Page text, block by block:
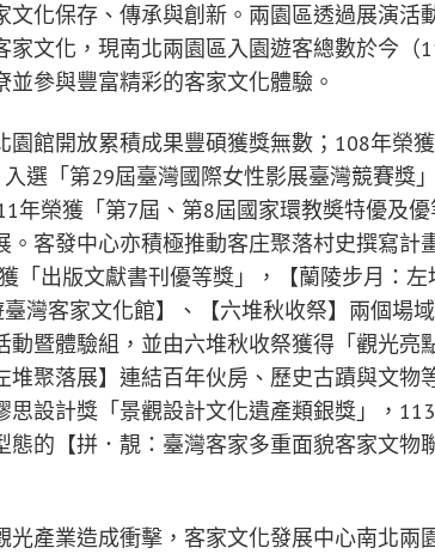
文化保存、傳承與創新。兩園區透過展演活
家文化，現南北兩園區入園遊客總數於今（
參與豐富精彩的客家文化體驗。
園館開放累積成果豐碩獲獎無數；108年榮
選「第29屆臺灣國際女性影展臺灣競賽獎
年榮獲「第7屆、第8屆國家環教奬特優及
。客發中心亦積極推動客庄聚落村史撰寫計
「出版文獻書刊優等獎」，【蘭陵步月：
灣客家文化館】、【六堆秋收祭】兩個場
動暨體驗組，並由六堆秋收祭獲得「觀光亮
堆聚落展】連結百年伙房、歷史古蹟與文物
思設計獎「景觀設計文化遺產類銀獎」，
態的【拼．靚：臺灣客家多重面貌客家文物
光產業造成衝擊，客家文化發展中心南北兩